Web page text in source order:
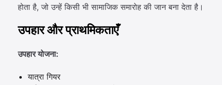
होता है, जो उन्हें किसी भी सामाजिक समारोह की जान बना देता है।
उपहार और प्राथमिकताएँ
उपहार योजना:
यात्रा गियर